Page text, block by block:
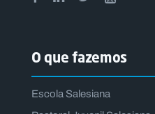
O que fazemos
Escola Salesiana